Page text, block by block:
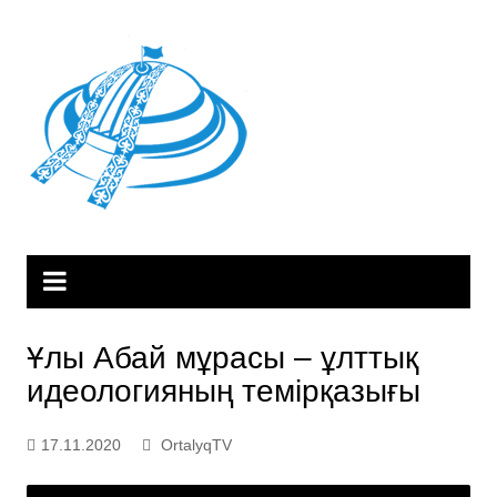
Ұлы Абай мұрасы – ұлттық
идеологияның темірқазығы
17.11.2020 OrtalyqTV